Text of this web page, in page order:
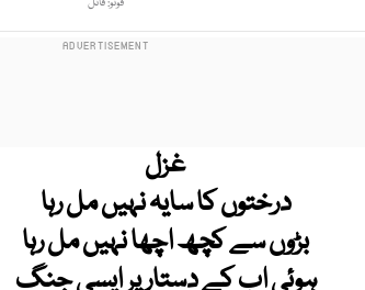
غزل
درختوں کا سایہ نہیں مل رہا
بڑوں سے کچھ اچھا نہیں مل رہا
ہوئی اب کے دستار پر ایسی جنگ